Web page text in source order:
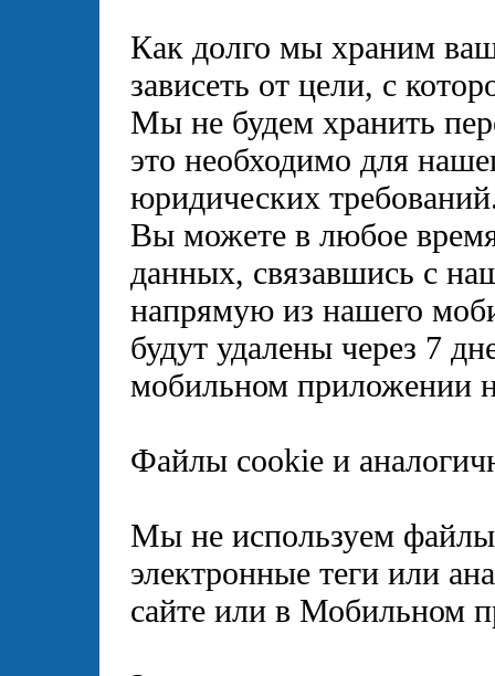
Как долго мы храним
зависеть от цели, с
Мы не будем хранить
это необходимо для
юридических
Вы можете в любое время
данных, связавшись с
напрямую из нашего
будут удалены через 7
мобильном приложении
Файлы cookie и
Мы не используем
электронные теги или
сайте или в Мобильном